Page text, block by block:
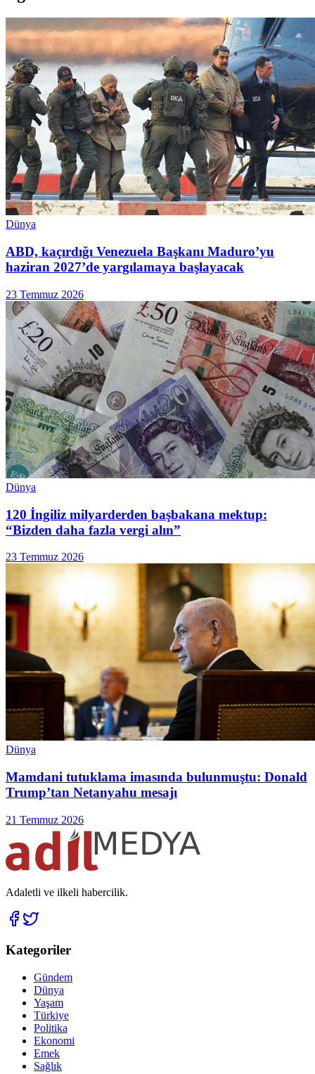
Dünya
ABD, kaçırdığı Venezuela Başkanı Maduro’yu
haziran 2027’de yargılamaya başlayacak
23 Temmuz 2026
Dünya
120 İngiliz milyarderden başbakana mektup:
“Bizden daha fazla vergi alın”
23 Temmuz 2026
Dünya
Mamdani tutuklama imasında bulunmuştu: Donald
Trump’tan Netanyahu mesajı
21 Temmuz 2026
Adaletli ve ilkeli habercilik.
Kategoriler
Gündem
Dünya
Yaşam
Türkiye
Politika
Ekonomi
Emek
Sağlık